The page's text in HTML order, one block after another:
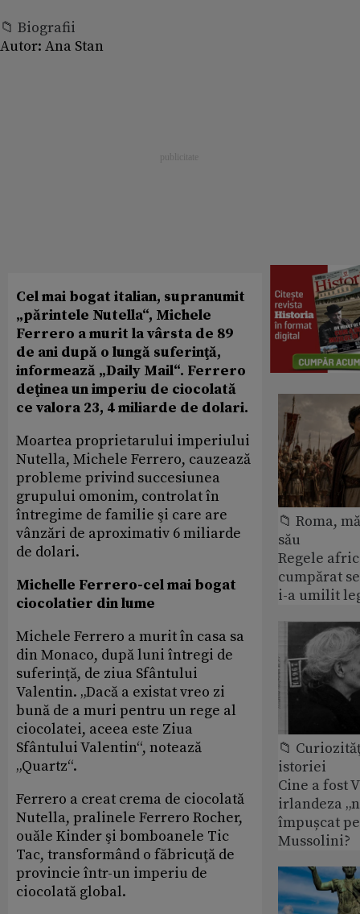
📁 Biografii
Autor: Ana Stan
Cel mai bogat italian, supranumit
„părintele Nutella“, Michele
Ferrero a murit la vârsta de 89
de ani după o lungă suferinţă,
informează „Daily Mail“. Ferrero
deţinea un imperiu de ciocolată
ce valora 23, 4 miliarde de dolari.
Moartea proprietarului imperiului
Nutella, Michele Ferrero, cauzează
probleme privind succesiunea
grupului omonim, controlat în
întregime de familie şi care are
vânzări de aproximativ 6 miliarde
de dolari.
Michelle Ferrero-cel mai bogat
ciocolatier din lume
Michele Ferrero a murit în casa sa
din Monaco, după luni întregi de
suferinţă, de ziua Sfântului
Valentin. „Dacă a existat vreo zi
bună de a muri pentru un rege al
ciocolatei, aceea este Ziua
Sfântului Valentin“, notează
„Quartz“.
Ferrero a creat crema de ciocolată
Nutella, pralinele Ferrero Rocher,
ouăle Kinder şi bomboanele Tic
Tac, transformând o făbricuţă de
provincie într-un imperiu de
ciocolată global.
📁 Roma,
său
Regele
cumpărat
i-a umilit
📁
istoriei
Cine a fost
irlandeza
împușcat
Mussolini?